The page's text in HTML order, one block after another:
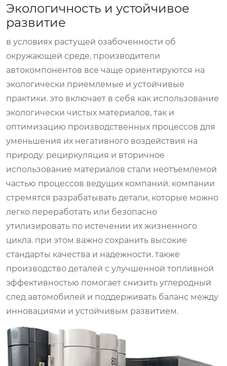
Экологичность и устойчивое
развитие
в условиях растущей озабоченности об
окружающей среде, производители
автокомпонентов все чаще ориентируются на
экологически приемлемые и устойчивые
практики. это включает в себя как использование
экологически чистых материалов, так и
оптимизацию производственных процессов для
уменьшения их негативного воздействия на
природу. рециркуляция и вторичное
использование материалов стали неотъемлемой
частью процессов ведущих компаний. компании
стремятся разрабатывать детали, которые можно
легко переработать или безопасно
утилизировать по истечении их жизненного
цикла. при этом важно сохранить высокие
стандарты качества и надежности. также
производство деталей с улучшенной топливной
эффективностью помогает снизить углеродный
след автомобилей и поддерживать баланс между
инновациями и устойчивым развитием.